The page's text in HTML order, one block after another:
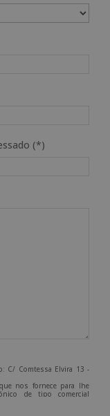
(*)
C/ Comtessa Elvira 13 -
nos fornece para lhe
de tipo comercial
que possam ser do